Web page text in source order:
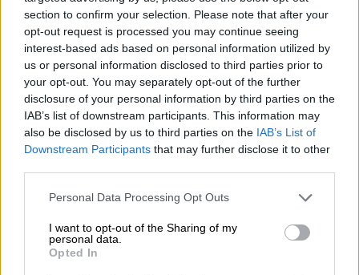
section to confirm your selection. Please note that after your
opt-out request is processed you may continue seeing
interest-based ads based on personal information utilized by
us or personal information disclosed to third parties prior to
your opt-out. You may separately opt-out of the further
disclosure of your personal information by third parties on the
IAB’s list of downstream participants. This information may
also be disclosed by us to third parties on the IAB’s List of
Downstream Participants that may further disclose it to other
Personal Data Processing Opt Outs
I want to opt-out of the Sharing of my
personal data.
Opted In
¿QUÉ ESTÁ PASANDO EN EL
MUNDO? 11-M, 20 años después